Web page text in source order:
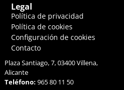
Legal
Política de privacidad
Política de cookies
Configuración de cookies
Contacto
Plaza Santiago, 7, 03400 Villena,
Alicante
Teléfono:965 80 11 50